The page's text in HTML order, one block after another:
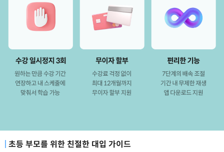
초등 부모를 위한 친절한 대입 가이드